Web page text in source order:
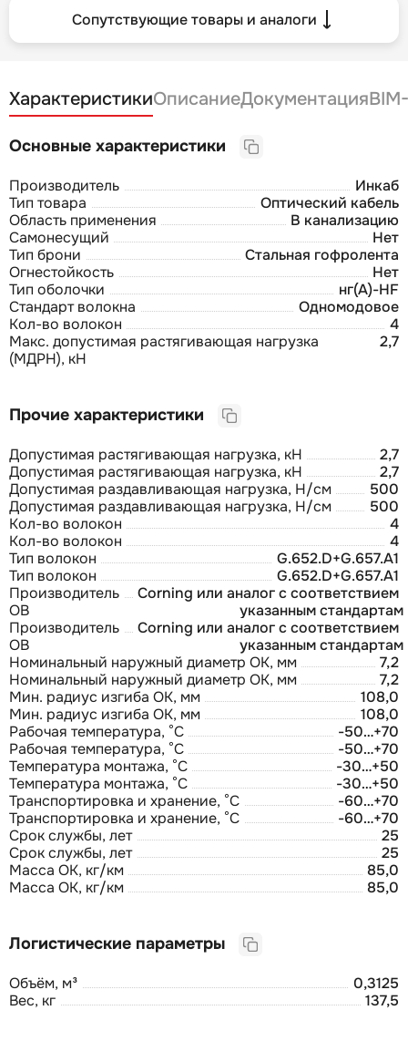
Сопутствующие товары и аналоги
ХарактеристикиОписаниеДокументация
Основные характеристики
Производитель
Инкаб
Тип товара
Оптический кабель
Область применения
В канализацию
Самонесущий
Нет
Тип брони
Стальная гофролента
Огнестойкость
Нет
Тип оболочки
нг(А)-HF
Стандарт волокна
Одномодовое
Кол-во волокон
4
Макс. допустимая растягивающая нагрузка
(МДРН), кН
2,7
Прочие характеристики
Допустимая растягивающая нагрузка, кН
2,7
Допустимая растягивающая нагрузка, кН
2,7
Допустимая раздавливающая нагрузка, Н/см
500
Допустимая раздавливающая нагрузка, Н/см
500
Кол-во волокон
4
Кол-во волокон
4
Тип волокон
G.652.D+G.657.A1
Тип волокон
G.652.D+G.657.A1
Производитель
ОВ
Corning или аналог с соответствием
указанным стандартам
Производитель
ОВ
Corning или аналог с соответствием
указанным стандартам
Номинальный наружный диаметр ОК, мм
7,2
Номинальный наружный диаметр ОК, мм
7,2
Мин. радиус изгиба ОК, мм
108,0
Мин. радиус изгиба ОК, мм
108,0
Рабочая температура, °С
-50…+70
Рабочая температура, °С
-50…+70
Температура монтажа, °С
-30…+50
Температура монтажа, °С
-30…+50
Транспортировка и хранение, °С
-60…+70
Транспортировка и хранение, °С
-60…+70
Срок службы, лет
25
Срок службы, лет
25
Масса ОК, кг/км
85,0
Масса ОК, кг/км
85,0
Логистические параметры
Объём, м³
0,3125
Вес, кг
137,5